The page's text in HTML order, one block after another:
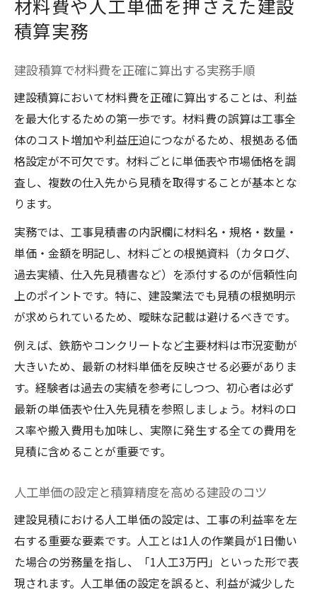
材料費や人工単価を押さえた建設
積算実務
建設積算で材料費を正確に算出する実務手順
建設積算において材料費を正確に算出することは、利益
を最大化するための第一歩です。材料費の誤算は工事全
体のコスト増加や利益圧迫につながるため、根拠ある価
格設定が不可欠です。材料ごとに単価表や市場価格を調
査し、複数の仕入先から見積を取得することが基本とな
ります。
実務では、工事見積書の内訳欄に材料名・規格・数量・
単価・金額を明記し、材料ごとの根拠資料（カタログ、
過去実績、仕入先見積書など）を添付するのが信頼性向
上のポイントです。特に、建設業法でも見積の根拠明示
が求められているため、曖昧な記載は避けるべきです。
例えば、鉄筋やコンクリートなど主要材料は市況変動が
大きいため、最新の材料単価を反映させる必要がありま
す。経験者は過去の実績を参考にしつつ、初心者は必ず
最新の単価表や仕入先見積を参照しましょう。材料のロ
ス率や搬入費用も加味し、実際に発生する全ての費用を
見積に含めることが重要です。
人工単価の設定と積算精度を高める建設のコツ
建設見積における人工単価の設定は、工事の利益率を左
右する重要な要素です。人工とは1人の作業員が1日働い
た場合の労務量を指し、「1人工3万円」といった形で表
現されます。人工単価の設定を誤ると、利益が減少した